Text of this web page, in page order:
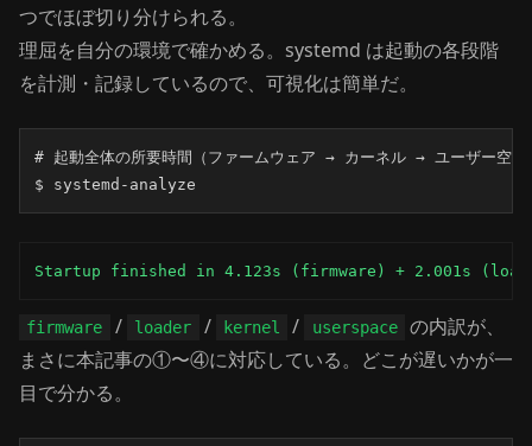
つでほぼ切り分けられる。
理屈を自分の環境で確かめる。systemd は起動の各段階
を計測・記録しているので、可視化は簡単だ。
# 起動全体の所要時間（ファームウェア → カーネル → ユーザー空間
$ systemd-analyze
Startup finished in 4.123s (firmware) + 2.001s
firmware / loader / kernel / userspace
の内訳が、
まさに本記事の①〜④に対応している。どこが遅いかが一
目で分かる。